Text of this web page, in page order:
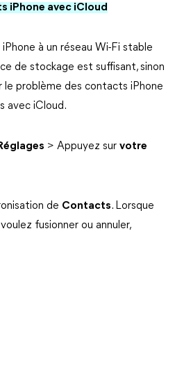
iPhone avec iCloud
à un réseau Wi-Fi stable
de stockage est suffisant, sinon
le problème des contacts iPhone
avec iCloud.
> Appuyez sur votre
de Contacts. Lorsque
fusionner ou annuler,